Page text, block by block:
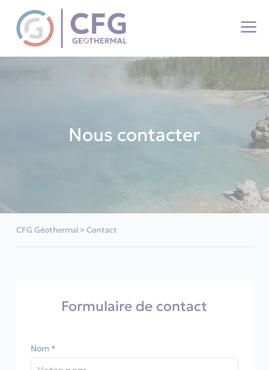
Nous contacter
CFG Géothermal>Contact
Formulaire de contact
Nom *
Panneau de gestion des cookies